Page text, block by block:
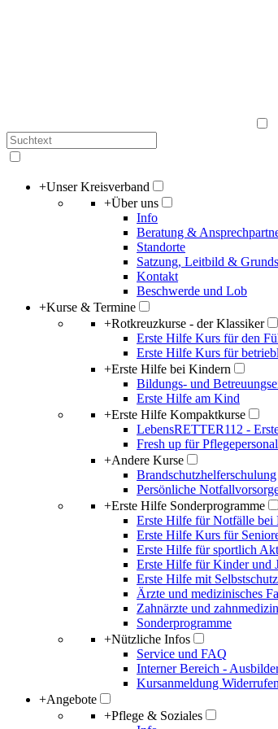
+Unser Kreisverband
+Über uns
Info
Beratung &
Standorte
Satzung, Leitbild &
Kontakt
Beschwerde und Lob
+Kurse & Termine
+Rotkreuzkurse - der Klassiker
Erste Hilfe Kurs für den
Erste Hilfe Kurs für
+Erste Hilfe bei Kindern
Bildungs- und
Erste Hilfe am Kind
+Erste Hilfe Kompaktkurse
LebensRETTER112 -
Fresh up für Pflegepersonal
+Andere Kurse
Brandschutzhelferschulung
Persönliche
+Erste Hilfe Sonderprogramme
Erste Hilfe für Notfälle bei
Erste Hilfe Kurs für
Erste Hilfe für sportlich
Erste Hilfe für Kinder und
Erste Hilfe mit
Ärzte und medizinisches
Zahnärzte und
Sonderprogramme
+Nützliche Infos
Service und FAQ
Interner Bereich -
Kursanmeldung Widerrufen
+Angebote
+Pflege & Soziales